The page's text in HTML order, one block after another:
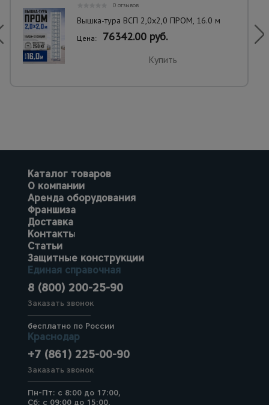
0 отзывов
Вышка-тура ВСП 2,0x2,0 ПРОМ, 16.0 м
Цена: 76342.00 руб.
Купить
Каталог товаров
О компании
Аренда оборудования
Франшиза
Доставка
Контакты
Статьи
Защитные конструкции
Единая справочная
8 (800) 200-25-90
Заказать звонок
бесплатно по России
Краснодар
+7 (861) 225-00-90
Заказать звонок
Пн-Пт: с 8:00 до 17:00,
Сб: с 09:00 до 15:00,